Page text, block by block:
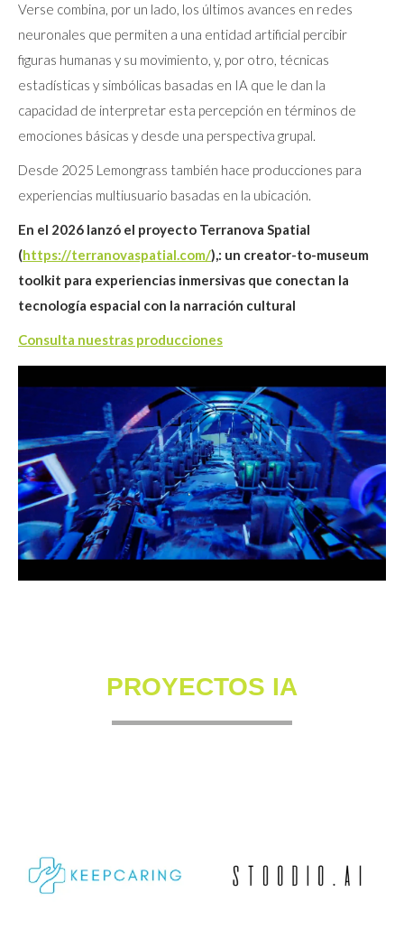
Verse combina, por un lado, los últimos avances en redes
neuronales que permiten a una entidad artificial percibir
figuras humanas y su movimiento, y, por otro, técnicas
estadísticas y simbólicas basadas en IA que le dan la
capacidad de interpretar esta percepción en términos de
emociones básicas y desde una perspectiva grupal.
Desde 2025 Lemongrass también hace producciones para
experiencias multiusuario basadas en la ubicación.
En el 2026 lanzó el proyecto Terranova Spatial
(https://terranovaspatial.com/),: un creator-to-museum
toolkit para experiencias inmersivas que conectan la
tecnología espacial con la narración cultural
Consulta nuestras producciones
PROYECTOS IA